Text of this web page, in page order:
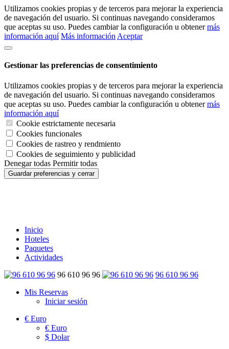
Utilizamos cookies propias y de terceros para mejorar la experiencia
de navegación del usuario. Si continuas navegando consideramos
que aceptas su uso. Puedes cambiar la configuración u obtenermás
información aquí Más información Aceptar
Gestionar las preferencias de consentimiento
Utilizamos cookies propias y de terceros para mejorar la experiencia
de navegación del usuario. Si continuas navegando consideramos
que aceptas su uso. Puedes cambiar la configuración u obtenermás
información aquí
Cookie estrictamente necesaria
Cookies funcionales
Cookies de rastreo y rendmiento
Cookies de seguimiento y publicidad
Denegar todas Permitir todas
Guardar preferencias y cerrar
Inicio
Hoteles
Paquetes
Actividades
96 610 96 96
96 610 96 96
Mis Reservas
Iniciar sesión
€ Euro
€ Euro
$ Dolar